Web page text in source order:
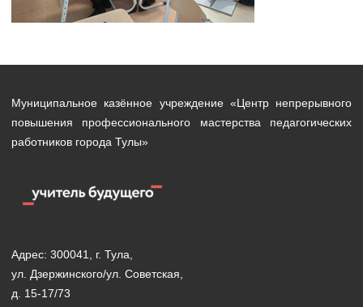
Муниципальное казённое учреждение «Центр непрерывного
повышения профессионального мастерства педагогических
работников города Тулы»
Адрес: 300041, г. Тула,
ул. Дзержинского/ул. Советская,
д. 15-17/73